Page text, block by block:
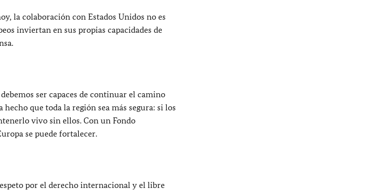
la colaboración con Estados Unidos no es
inviertan en sus propias capacidades de
ser capaces de continuar el camino
que toda la región sea más segura: si los
vivo sin ellos. Con un Fondo
se puede fortalecer.
por el derecho internacional y el libre